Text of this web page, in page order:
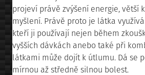
projeví právě zvýšení energie, větší
myšlení. Právě proto je látka
kteří ji používají nejen během
vyšších dávkách anebo také při
látkami může dojít k útlumu. Dá se
mírnou až středně silnou bolest.